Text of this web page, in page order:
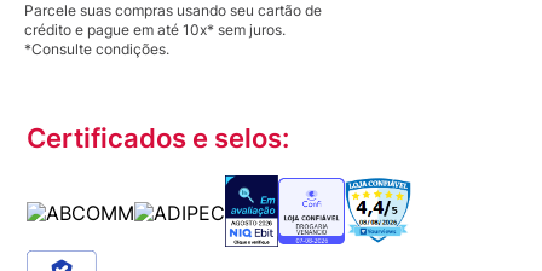
Parcele suas compras usando seu cartão de
crédito e pague em até 10x* sem juros.
*Consulte condições.
Certificados e selos: